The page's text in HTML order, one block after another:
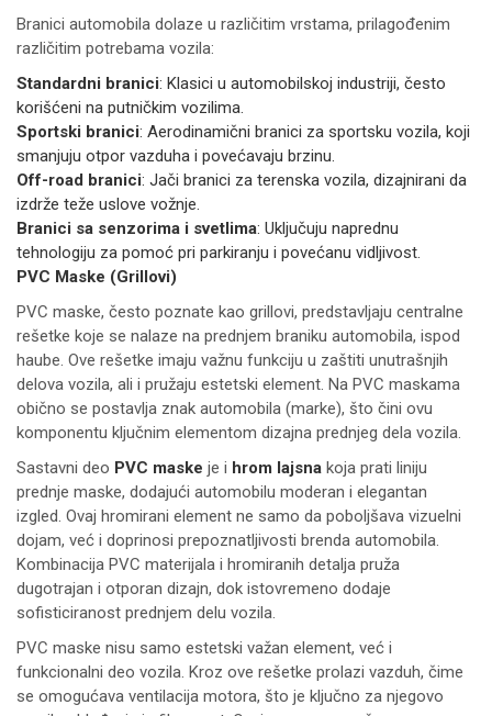
Branici automobila dolaze u različitim vrstama, prilagođenim
različitim potrebama vozila:
Standardni branici: Klasici u automobilskoj industriji, često
korišćeni na putničkim vozilima.
Sportski branici: Aerodinamični branici za sportsku vozila, koji
smanjuju otpor vazduha i povećavaju brzinu.
Off-road branici: Jači branici za terenska vozila, dizajnirani da
izdrže teže uslove vožnje.
Branici sa senzorima i svetlima: Uključuju naprednu
tehnologiju za pomoć pri parkiranju i povećanu vidljivost.
PVC Maske (Grillovi)
PVC maske, često poznate kao grillovi, predstavljaju centralne
rešetke koje se nalaze na prednjem braniku automobila, ispod
haube. Ove rešetke imaju važnu funkciju u zaštiti unutrašnjih
delova vozila, ali i pružaju estetski element. Na PVC maskama
obično se postavlja znak automobila (marke), što čini ovu
komponentu ključnim elementom dizajna prednjeg dela vozila.
Sastavni deo PVC maske je i hrom lajsna koja prati liniju
prednje maske, dodajući automobilu moderan i elegantan
izgled. Ovaj hromirani element ne samo da poboljšava vizuelni
dojam, već i doprinosi prepoznatljivosti brenda automobila.
Kombinacija PVC materijala i hromiranih detalja pruža
dugotrajan i otporan dizajn, dok istovremeno dodaje
sofisticiranost prednjem delu vozila.
PVC maske nisu samo estetski važan element, već i
funkcionalni deo vozila. Kroz ove rešetke prolazi vazduh, čime
se omogućava ventilacija motora, što je ključno za njegovo